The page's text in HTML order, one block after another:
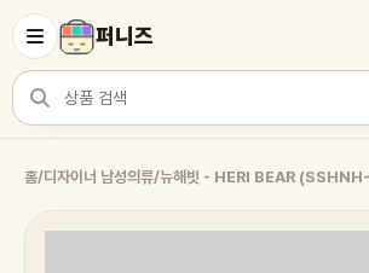
퍼니즈
상품 검색
홈/디자이너 남성의류/뉴해빗 - HERI BEAR